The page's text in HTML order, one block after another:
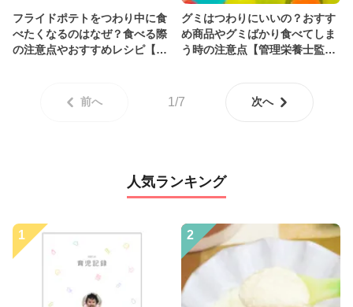
フライドポテトをつわり中に食
べたくなるのはなぜ？食べる際
の注意点やおすすめレシピ【管
グミはつわりにいいの？おすす
め商品やグミばかり食べてしま
う時の注意点【管理栄養士監
前へ 1/7 次へ
人気ランキング
1 2